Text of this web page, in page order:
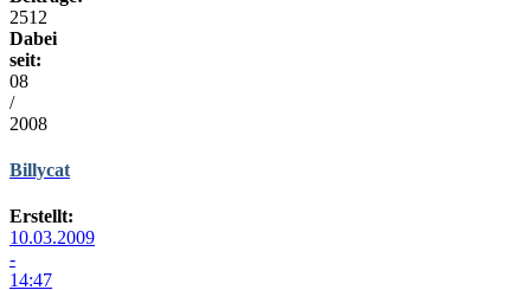
2512
Dabei
seit:
08
/
2008
Billycat
Erstellt:
10.03.2009
-
14:47